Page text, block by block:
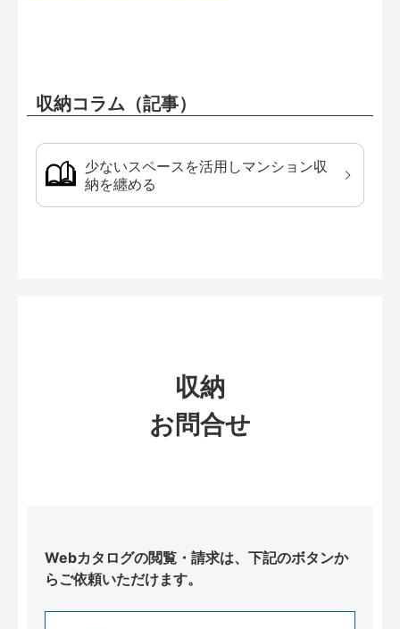
収納コラム（記事）
少ないスペースを活用しマンション収
納を纏める
収納
お問合せ
Webカタログの閲覧・請求は、下記のボタンか
らご依頼いただけます。